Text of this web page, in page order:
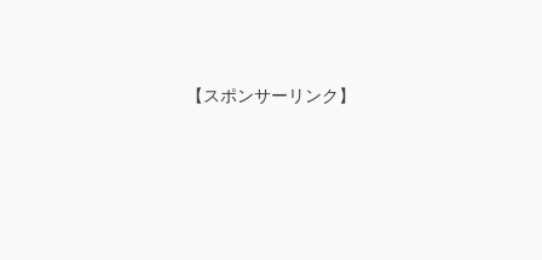
【スポンサーリンク】